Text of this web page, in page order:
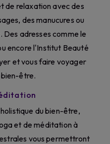
de relaxation avec des
des manucures ou
Des adresses comme le
encore l'Institut Beauté
et vous faire voyager
bien-être.
du bien-être,
et de méditation à
vous permettront